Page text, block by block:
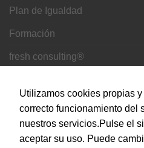
Plan de Igualdad
Formación
fresh consulting®
CONTACTO
C. del Doce de Octubre, 24,
Utilizamos cookies propias y
correcto funcionamiento del
nuestros servicios.Pulse el
aceptar su uso. Puede